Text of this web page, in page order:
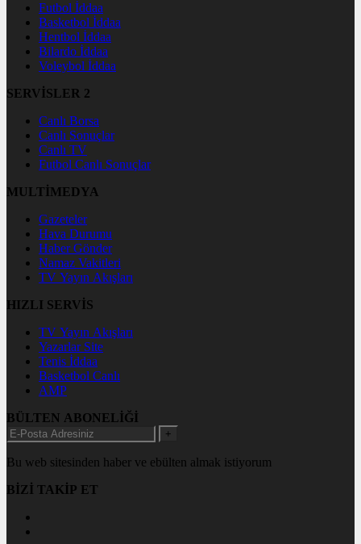
Futbol İddaa
Basketbol İddaa
Hentbol İddaa
Bilardo İddaa
Voleybol İddaa
SERVİSLER 2
Canlı Borsa
Canlı Sonuçlar
Canlı TV
Futbol Canlı Sonuçlar
MULTİMEDYA
Gazeteler
Hava Durumu
Haber Gönder
Namaz Vakitleri
TV Yayın Akışları
HIZLI SERVİS
TV Yayın Akışları
Yazarlar Site
Tenis İddaa
Basketbol Canlı
AMP
BÜLTEN ABONELİĞİ
+
Bu web sitesinden haber ve ebülten almak istiyorum
BİZİ TAKİP ET